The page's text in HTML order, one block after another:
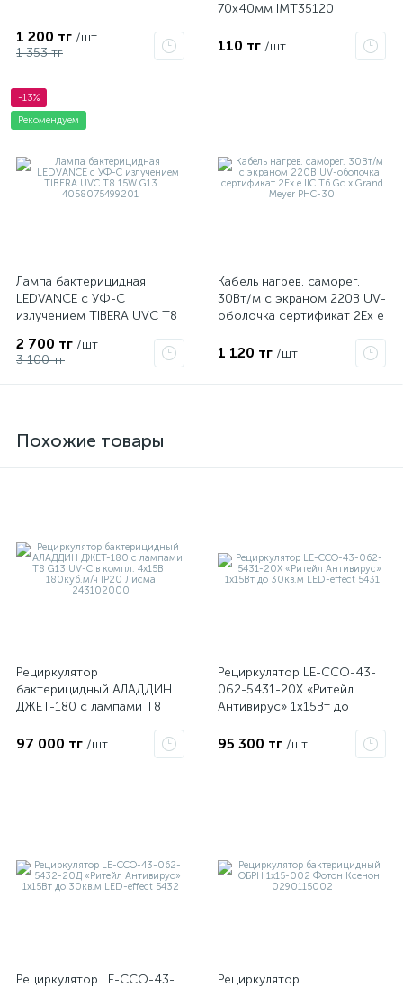
1 200 тг /шт
1 353 тг
70х40мм IMT35120
110 тг /шт
-13%
Рекомендуем
Лампа бактерицидная
LEDVANCE с УФ-С
излучением TIBERA UVC T8
2 700 тг /шт
3 100 тг
Кабель нагрев. саморег.
30Вт/м с экраном 220В UV-
оболочка сертификат 2Ex e
PHC-30
1 120 тг /шт
Похожие товары
Рециркулятор
бактерицидный АЛАДДИН
ДЖЕТ-180 с лампами T8
180куб.м/ч IP20 Лисма
97 000 тг /шт
Рециркулятор LE-ССО-43-
062-5431-20Х «Ритейл
Антивирус» 1х15Вт до
95 300 тг /шт
Рециркулятор LE-ССО-43-
Рециркулятор